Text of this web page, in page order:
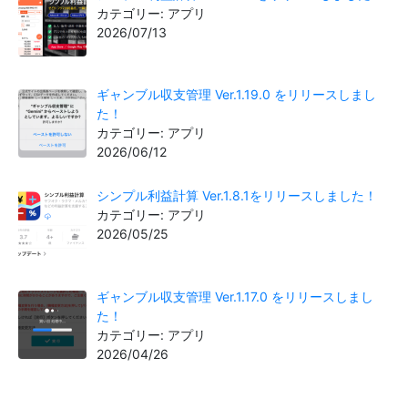
カテゴリー: アプリ
2026/07/13
ギャンブル収支管理 Ver.1.19.0 をリリースしまし
た！
カテゴリー: アプリ
2026/06/12
シンプル利益計算 Ver.1.8.1をリリースしました！
カテゴリー: アプリ
2026/05/25
ギャンブル収支管理 Ver.1.17.0 をリリースしまし
た！
カテゴリー: アプリ
2026/04/26